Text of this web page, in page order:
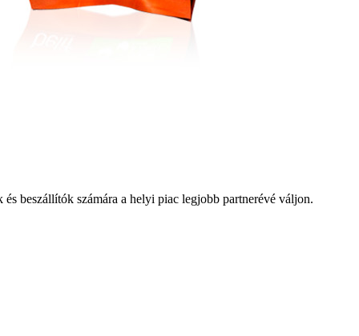
beszállítók számára a helyi piac legjobb partnerévé váljon.